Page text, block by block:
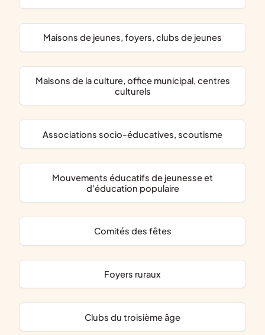
maisons de jeunes, foyers, clubs de jeunes
maisons de la culture, office municipal, centres
culturels
associations socio-éducatives, scoutisme
mouvements éducatifs de jeunesse et
d'éducation populaire
comités des fêtes
foyers ruraux
clubs du troisième âge